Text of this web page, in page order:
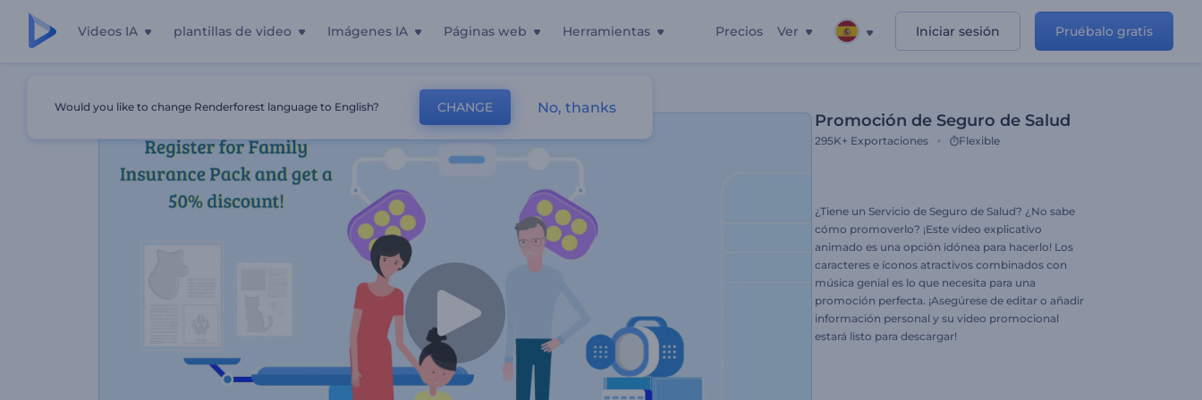
Videos IA plantillas de video Imágenes IA Páginas web Herramientas Precios Ver Iniciar sesión Pruébalo gratis
Promoción de Seguro de Salud
295K+ Exportaciones Flexible
¿Tiene un Servicio de Seguro de Salud? ¿No sabe
cómo promoverlo? ¡Este video explicativo
animado es una opción idónea para hacerlo! Los
caracteres e íconos atractivos combinados con
música genial es lo que necesita para una
promoción perfecta. ¡Asegúrese de editar o añadir
información personal y su video promocional
estará listo para descargar!
Would you like to change Renderforest language to English? CHANGE No, thanks